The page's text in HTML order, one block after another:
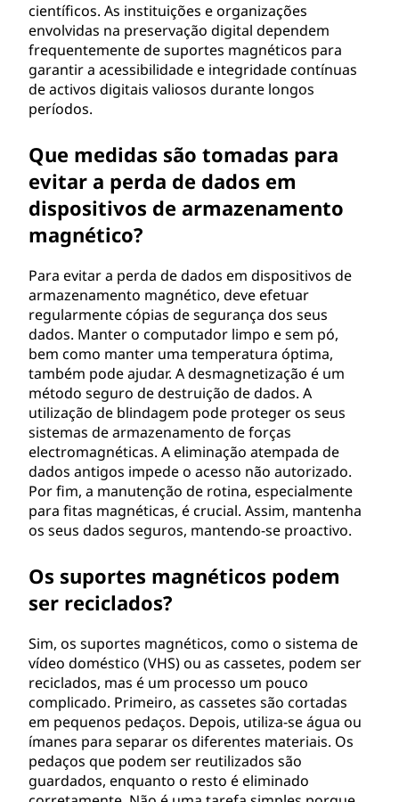
científicos. As instituições e organizações
envolvidas na preservação digital dependem
frequentemente de suportes magnéticos para
garantir a acessibilidade e integridade contínuas
de activos digitais valiosos durante longos
períodos.
Que medidas são tomadas para
evitar a perda de dados em
dispositivos de armazenamento
magnético?
Para evitar a perda de dados em dispositivos de
armazenamento magnético, deve efetuar
regularmente cópias de segurança dos seus
dados. Manter o computador limpo e sem pó,
bem como manter uma temperatura óptima,
também pode ajudar. A desmagnetização é um
método seguro de destruição de dados. A
utilização de blindagem pode proteger os seus
sistemas de armazenamento de forças
electromagnéticas. A eliminação atempada de
dados antigos impede o acesso não autorizado.
Por fim, a manutenção de rotina, especialmente
para fitas magnéticas, é crucial. Assim, mantenha
os seus dados seguros, mantendo-se proactivo.
Os suportes magnéticos podem
ser reciclados?
Sim, os suportes magnéticos, como o sistema de
vídeo doméstico (VHS) ou as cassetes, podem ser
reciclados, mas é um processo um pouco
complicado. Primeiro, as cassetes são cortadas
em pequenos pedaços. Depois, utiliza-se água ou
ímanes para separar os diferentes materiais. Os
pedaços que podem ser reutilizados são
guardados, enquanto o resto é eliminado